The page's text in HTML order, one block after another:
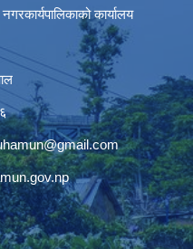
कार्यालय